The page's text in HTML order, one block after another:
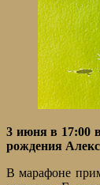
3 июня в 17:00
рождения
В марафоне